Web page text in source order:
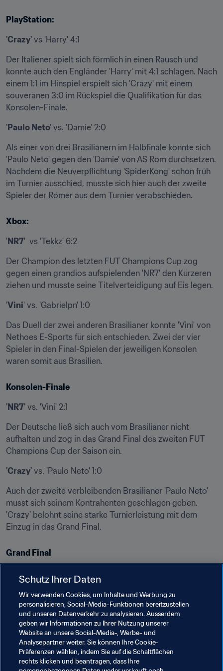
PlayStation:
'Crazy' vs 'Harry' 4:1
Der Italiener spielt sich förmlich in einen Rausch und
konnte auch den Engländer 'Harry‘ mit 4:1 schlagen. Nach
einem 1:1 im Hinspiel erspielt sich 'Crazy' mit einem
souveränen 3:0 im Rückspiel die Qualifikation für das
Konsolen-Finale.
'Paulo Neto' vs. 'Damie' 2:0
Als einer von drei Brasilianern im Halbfinale konnte sich
'Paulo Neto' gegen den 'Damie' von AS Rom durchsetzen.
Nachdem die Neuverpflichtung 'SpiderKong' schon früh
im Turnier ausschied, musste sich hier auch der zweite
Spieler der Römer aus dem Turnier verabschieden.
Xbox:
' NR7'  vs 'Tekkz' 6:2
Der Champion des letzten FUT Champions Cup zog
gegen einen grandios aufspielenden 'NR7' den Kürzeren
ziehen und musste seine Titelverteidigung auf Eis legen.
'Vini' vs. 'Gabrielpn' 1:0
Das Duell der zwei anderen Brasilianer konnte 'Vini' von
Nethoes E-Sports für sich entschieden. Zwei der vier
Spieler in den Final-Spielen der jeweiligen Konsolen
waren somit aus Brasilien.
Konsolen-Finale
'NR7' vs. 'Vini' 2:1
Der Deutsche ließ sich auch vom Brasilianer nicht
aufhalten und zog in das Grand Final des zweiten FUT
Champions Cup der Saison ein.
'Crazy' vs. 'Paulo Neto' 1:0
Auch der zweite verbleibenden Brasilianer 'Paulo Neto'
musst sich seinem Kontrahenten geschlagen geben.
'Crazy' belohnt seine starke Turnierleistung mit dem
Einzug in das Grand Final.
Grand Final
Mit 'Crazy' traf der womöglich formstärkste Spieler des
Turniers auf 'NR7', der die oft unaufhaltbaren 'Msdossary'
und 'Tekkz' schlagen konnte. Der Deutsche zählt zu den
konstanten Spielern der letzten Jahre und belohnt sich
nun auch mit seinem ersten internationalen Titel. Trotz
'Crazy's 1,7 Tore pro Spiel – 'NR7'  erzielt 1,3 Tore –
musste der Italiener sich 2:0 nach Hin- und Rückspiel
Schutz Ihrer Daten
Wir verwenden Cookies, um Inhalte und Werbung zu
personalisieren, Social-Media-Funktionen bereitzustellen
und unseren Datenverkehr zu analysieren. Ausserdem
geben wir Informationen zu Ihrer Nutzung unserer
Website an unsere Social-Media-, Werbe- und
Analysepartner weiter. Sie können Ihre Cookie-
Präferenzen wählen, indem Sie auf die Schaltflächen
rechts klicken und beantragen, dass Ihre